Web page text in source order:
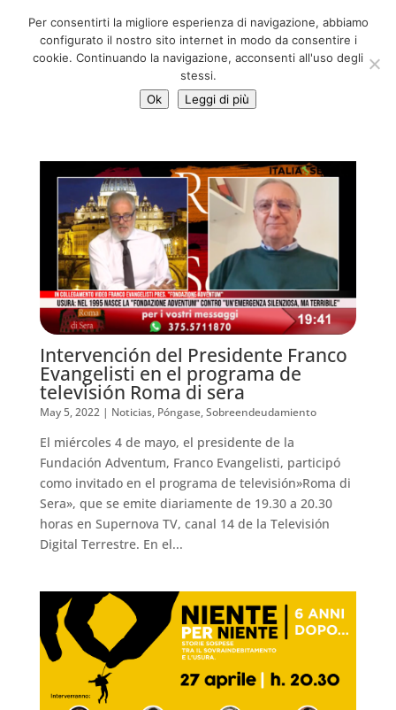
info@adventum.org
Intervención del Presidente Franco
Evangelisti en el programa de
televisión Roma di sera
May 5, 2022| Noticias, Póngase,Sobreendeudamiento
El miércoles 4 de mayo, el presidente de la
Fundación Adventum, Franco Evangelisti, participó
como invitado en el programa de televisión»Roma di
Sera», que se emite diariamente de 19.30 a 20.30
horas en Supernova TV, canal 14 de la Televisión
Digital Terrestre. En el...
Per consentirti la migliore esperienza di navigazione, abbiamo
configurato il nostro sito internet in modo da consentire i
cookie. Continuando la navigazione, acconsenti all'uso degli
stessi.
Ok
Leggi di più